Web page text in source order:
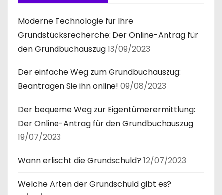
Moderne Technologie für Ihre
Grundstücksrecherche: Der Online-Antrag für
den Grundbuchauszug13/09/2023
Der einfache Weg zum Grundbuchauszug:
Beantragen Sie ihn online! 09/08/2023
Der bequeme Weg zur Eigentümerermittlung:
Der Online-Antrag für den Grundbuchauszug
19/07/2023
Wann erlischt die Grundschuld? 12/07/2023
Welche Arten der Grundschuld gibt es?